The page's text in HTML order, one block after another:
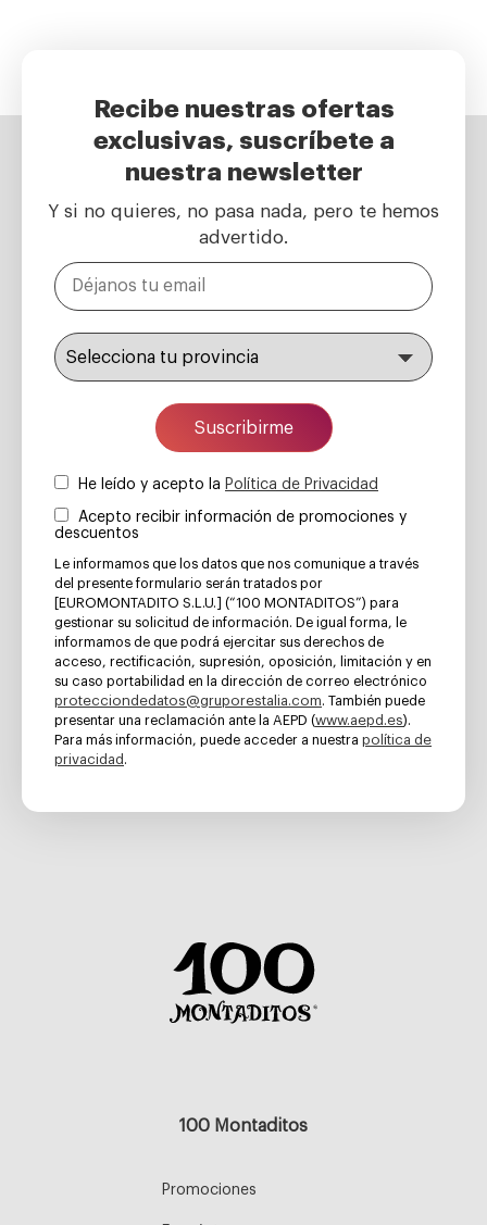
Recibe nuestras ofertas
exclusivas, suscríbete a
nuestra newsletter
Y si no quieres, no pasa nada, pero te hemos
advertido.
Suscribirme
He leído y acepto la Política de Privacidad
Acepto recibir información de promociones y
descuentos
Le informamos que los datos que nos comunique a través
del presente formulario serán tratados por
[EUROMONTADITO S.L.U.] (“100 MONTADITOS”) para
gestionar su solicitud de información. De igual forma, le
informamos de que podrá ejercitar sus derechos de
acceso, rectificación, supresión, oposición, limitación y en
su caso portabilidad en la dirección de correo electrónico
protecciondedatos@gruporestalia.com. También puede
presentar una reclamación ante la AEPD (www.aepd.es).
Para más información, puede acceder a nuestra política de
privacidad .
100 Montaditos
Promociones